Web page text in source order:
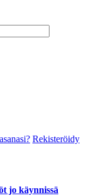
Rekisteröidy
jo käynnissä